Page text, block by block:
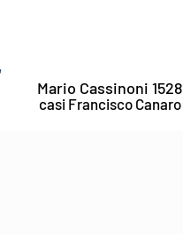
Mario Cassinoni 1528
casi Francisco Canaro